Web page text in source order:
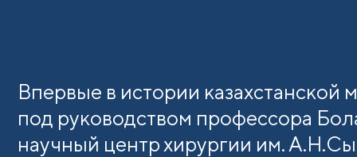
Впервые в истории
под руководством профессора
научный центр хирургии им.